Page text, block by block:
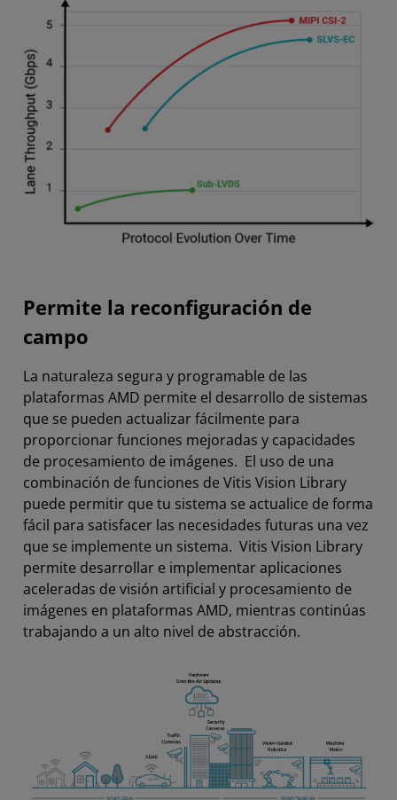
Permite la reconfiguración de
campo
La naturaleza segura y programable de las
plataformas AMD permite el desarrollo de sistemas
que se pueden actualizar fácilmente para
proporcionar funciones mejoradas y capacidades
de procesamiento de imágenes. El uso de una
combinación de funciones de Vitis Vision Library
puede permitir que tu sistema se actualice de forma
fácil para satisfacer las necesidades futuras una vez
que se implemente un sistema. Vitis Vision Library
permite desarrollar e implementar aplicaciones
aceleradas de visión artificial y procesamiento de
imágenes en plataformas AMD, mientras continúas
trabajando a un alto nivel de abstracción.